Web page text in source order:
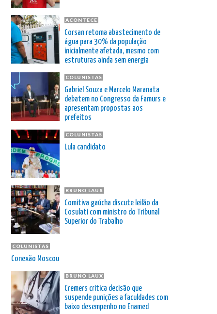
ACONTECE
Corsan retoma abastecimento de
água para 30% da população
inicialmente afetada, mesmo com
estruturas ainda sem energia
COLUNISTAS
Gabriel Souza e Marcelo Maranata
debatem no Congresso da Famurs e
apresentam propostas aos
prefeitos
COLUNISTAS
Lula candidato
BRUNO LAUX
Comitiva gaúcha discute leilão da
Cosulati com ministro do Tribunal
Superior do Trabalho
COLUNISTAS
Conexão Moscou
BRUNO LAUX
Cremers critica decisão que
suspende punições a faculdades com
baixo desempenho no Enamed